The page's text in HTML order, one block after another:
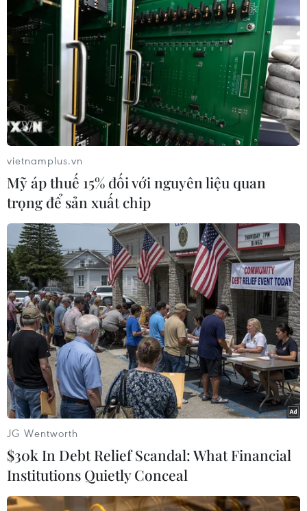
#COVID-19 #Vũ Hán
#Bệnh viện dã chiến
#Dịch bệnh viêm đường hô hấp cấp
#Cách ly
Trung Quốc
Theo dõi VietnamPlus
TIN LIÊN QUAN
Nhật Bản hỗ trợ Viện Pasteur TP.HCM
phòng chống dịch COVID-19
vietnamplus.vn
Mỹ áp thuế 15% đối với nguyên liệu quan
trọng để sản xuất chip
JG Wentworth
$30k In Debt Relief Scandal: What Financial
Institutions Quietly Conceal